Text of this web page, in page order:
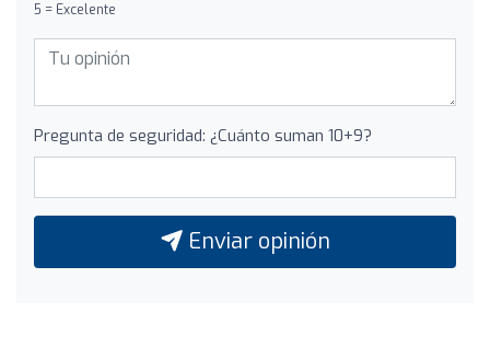
5 = Excelente
Pregunta de seguridad: ¿Cuánto suman 10+9?
Enviar opinión